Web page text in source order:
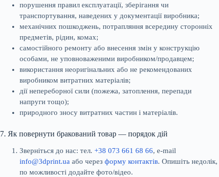
порушення правил експлуатації, зберігання чи
транспортування, наведених у документації виробника;
механічних пошкоджень, потрапляння всередину сторонніх
предметів, рідин, комах;
самостійного ремонту або внесення змін у конструкцію
особами, не уповноваженими виробником/продавцем;
використання неоригінальних або не рекомендованих
виробником витратних матеріалів;
дії непереборної сили (пожежа, затоплення, перепади
напруги тощо);
природного зносу витратних частин і матеріалів.
7. Як повернути бракований товар — порядок дій
Зверніться до нас: тел. +38 073 661 68 66, e-mail
info@3dprint.ua або через форму контактів. Опишіть недолік,
по можливості додайте фото/відео.